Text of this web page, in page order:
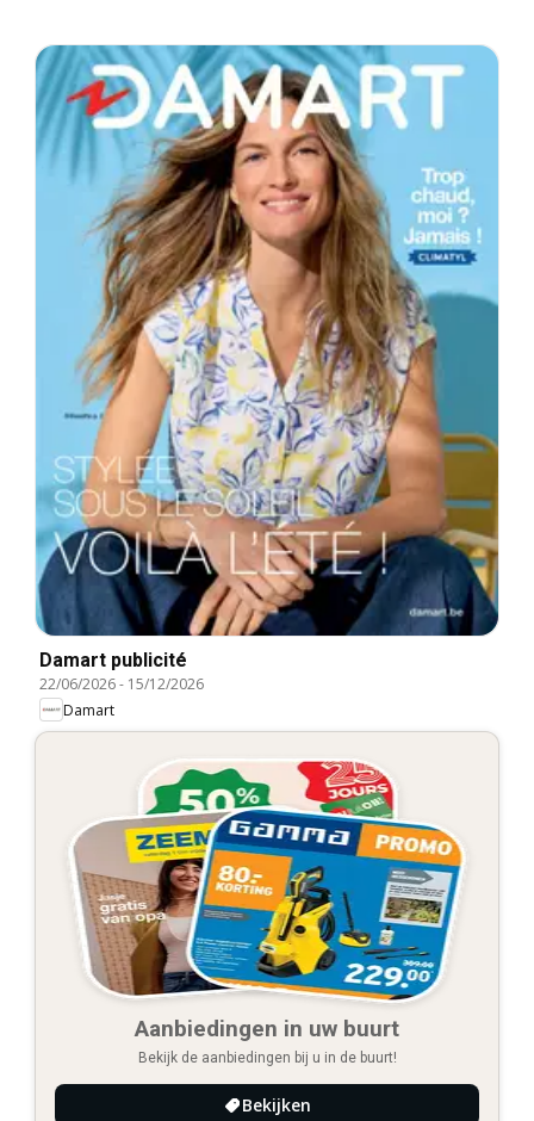
Damart publicité
22/06/2026- 15/12/2026
Damart
Aanbiedingen in uw buurt
Bekijk de aanbiedingen bij u in de buurt!
Bekijken